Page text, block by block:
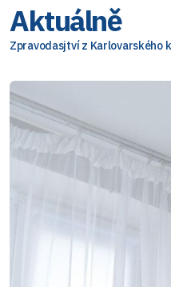
Aktuálně
Zpravodasjtví z Karlovarského